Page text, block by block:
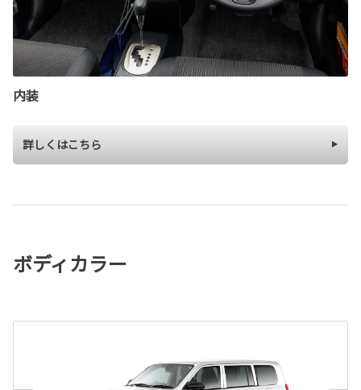
内装
詳しくはこちら
ボディカラー